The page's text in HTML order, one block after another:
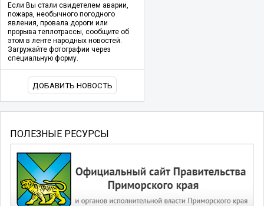
Если Вы стали свидетелем аварии,
пожара, необычного погодного
явления, провала дороги или
прорыва теплотрассы, сообщите об
этом в ленте народных новостей.
Загружайте фотографии через
специальную форму.
ДОБАВИТЬ НОВОСТЬ
ПОЛЕЗНЫЕ РЕСУРСЫ